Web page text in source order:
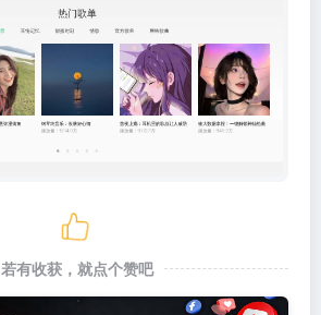
若有收获，就点个赞吧